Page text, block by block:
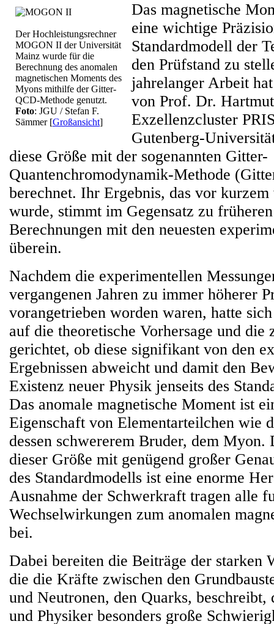
Der Hochleistungsrechner
MOGON II der Universität
Mainz wurde für die
Berechnung des anomalen
magnetischen Moments des
Myons mithilfe der Gitter-
QCD-Methode genutzt.
Foto: JGU / Stefan F.
Sämmer[Großansicht]
Das magnetische
eine wichtige
Standardmodell der
den Prüfstand zu
jahrelanger Arbeit
von Prof. Dr.
Exzellenzcluster
Gutenberg-
diese Größe mit der sogenannten Gitter-
Quantenchromodynamik-Methode
berechnet. Ihr Ergebnis, das vor
wurde, stimmt im Gegensatz zu
Berechnungen mit den neuesten
überein.
Nachdem die experimentellen
vergangenen Jahren zu immer höherer
vorangetrieben worden waren, hatte
auf die theoretische Vorhersage und die
gerichtet, ob diese signifikant von den
Ergebnissen abweicht und damit den
Existenz neuer Physik jenseits des
Das anomale magnetische Moment ist
Eigenschaft von Elementarteilchen wie
dessen schwererem Bruder, dem Myon.
dieser Größe mit genügend großer
des Standardmodells ist eine enorme
Ausnahme der Schwerkraft tragen alle
Wechselwirkungen zum anomalen
bei.
Dabei bereiten die Beiträge der starken
die die Kräfte zwischen den
und Neutronen, den Quarks, beschreibt,
und Physiker besonders große